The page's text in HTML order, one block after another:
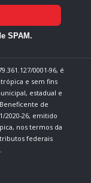
SPAM.
0001-96, é
e sem fins
estadual e
de
2020-26, emitido
nos termos da
federais